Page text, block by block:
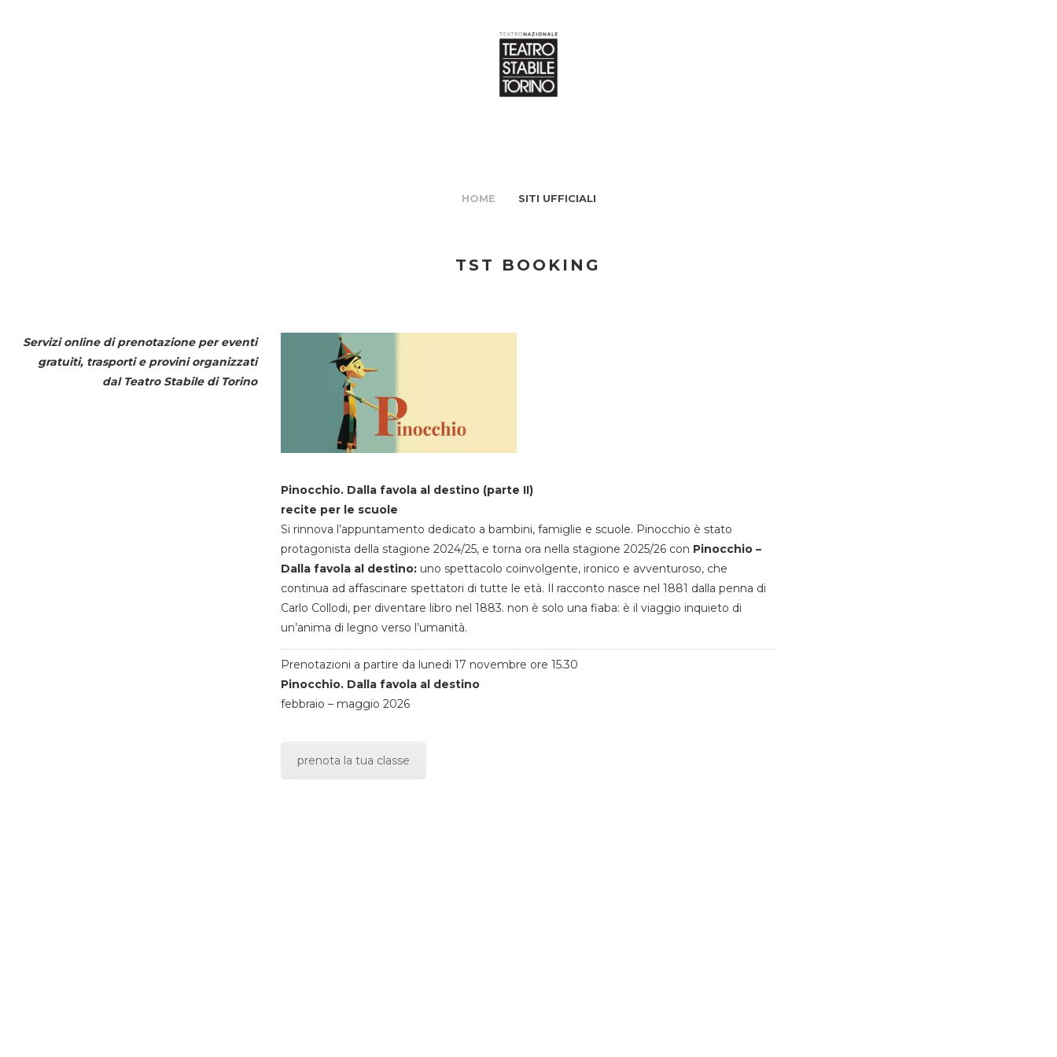
HOME SITI UFFICIALI
TST BOOKING
Servizi online di prenotazione per eventi
gratuiti, trasporti e provini organizzati
dal Teatro Stabile di Torino
Pinocchio. Dalla favola al destino (parte II)
recite per le scuole
Si rinnova l’appuntamento dedicato a bambini, famiglie e scuole. Pinocchio è stato
protagonista della stagione 2024/25, e torna ora nella stagione 2025/26 con Pinocchio –
Dalla favola al destino:uno spettacolo coinvolgente, ironico e avventuroso, che
continua ad affascinare spettatori di tutte le età. Il racconto nasce nel 1881 dalla penna di
Carlo Collodi, per diventare libro nel 1883. non è solo una fiaba: è il viaggio inquieto di
un’anima di legno verso l’umanità.
Prenotazioni a partire da lunedi 17 novembre ore 15.30
Pinocchio. Dalla favola al destino
febbraio – maggio 2026
prenota la tua classe